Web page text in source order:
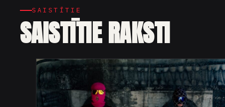
SAISTĪTIE
SAISTĪTIE RAKSTI